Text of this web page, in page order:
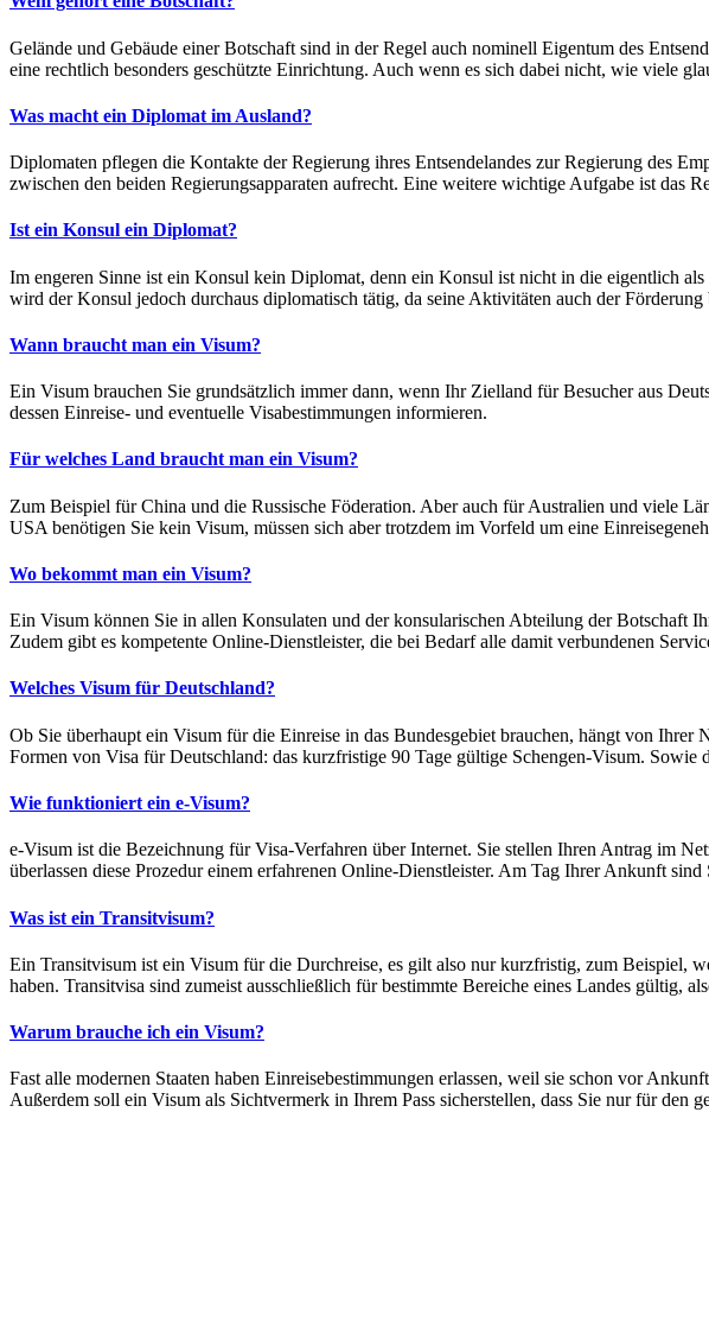
Gelände und Gebäude einer Botschaft sind in der Regel auch nominell Eigentum des
eine rechtlich besonders geschützte Einrichtung. Auch wenn es sich dabei nicht, wie viele
Was macht ein Diplomat im Ausland?
Diplomaten pflegen die Kontakte der Regierung ihres Entsendelandes zur Regierung des
zwischen den beiden Regierungsapparaten aufrecht. Eine weitere wichtige Aufgabe ist das
Ist ein Konsul ein Diplomat?
Im engeren Sinne ist ein Konsul kein Diplomat, denn ein Konsul ist nicht in die eigentlich
wird der Konsul jedoch durchaus diplomatisch tätig, da seine Aktivitäten auch der
Wann braucht man ein Visum?
Ein Visum brauchen Sie grundsätzlich immer dann, wenn Ihr Zielland für Besucher aus
dessen Einreise- und eventuelle Visabestimmungen informieren.
Für welches Land braucht man ein Visum?
Zum Beispiel für China und die Russische Föderation. Aber auch für Australien und viele
USA benötigen Sie kein Visum, müssen sich aber trotzdem im Vorfeld um eine
Wo bekommt man ein Visum?
Ein Visum können Sie in allen Konsulaten und der konsularischen Abteilung der Botschaft
Zudem gibt es kompetente Online-Dienstleister, die bei Bedarf alle damit verbundenen
Welches Visum für Deutschland?
Ob Sie überhaupt ein Visum für die Einreise in das Bundesgebiet brauchen, hängt von
Formen von Visa für Deutschland: das kurzfristige 90 Tage gültige Schengen-Visum. Sowie
Wie funktioniert ein e-Visum?
e-Visum ist die Bezeichnung für Visa-Verfahren über Internet. Sie stellen Ihren Antrag im
überlassen diese Prozedur einem erfahrenen Online-Dienstleister. Am Tag Ihrer Ankunft
Was ist ein Transitvisum?
Ein Transitvisum ist ein Visum für die Durchreise, es gilt also nur kurzfristig, zum Beispiel,
haben. Transitvisa sind zumeist ausschließlich für bestimmte Bereiche eines Landes gültig,
Warum brauche ich ein Visum?
Fast alle modernen Staaten haben Einreisebestimmungen erlassen, weil sie schon vor
Außerdem soll ein Visum als Sichtvermerk in Ihrem Pass sicherstellen, dass Sie nur für den